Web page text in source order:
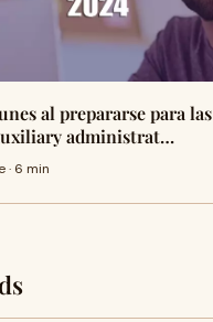
al prepararse para las
administrat…
· 6 min